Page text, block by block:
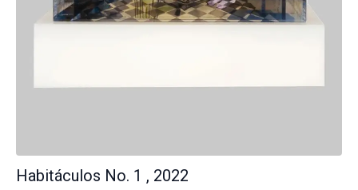
Habitáculos No. 1 , 2022